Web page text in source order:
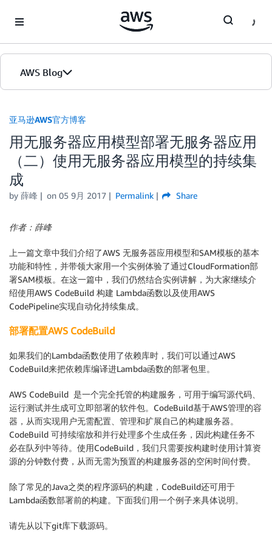
AWS Blog
首页
版本
亚马逊AWS官方博客
用无服务器应用模型部署无服务器应用
（二）使用无服务器应用模型的持续集
成
by 薛峰 on 05 9月 2017 Permalink Share
作者：薛峰
上一篇文章中我们介绍了AWS 无服务器应用模型和SAM模板的基本
功能和特性，并带领大家用一个实例体验了通过CloudFormation部
署SAM模板。在这一篇中，我们仍然结合实例讲解，为大家继续介
绍使用AWS CodeBuild 构建 Lambda函数以及使用AWS
CodePipeline实现自动化持续集成。
部署配置AWS CodeBuild
如果我们的Lambda函数使用了依赖库时，我们可以通过AWS
CodeBuild来把依赖库编译进Lambda函数的部署包里。
AWS CodeBuild 是一个完全托管的构建服务，可用于编写源代码、
运行测试并生成可立即部署的软件包。CodeBuild基于AWS管理的容
器，从而实现用户无需配置、管理和扩展自己的构建服务器。
CodeBuild 可持续缩放和并行处理多个生成任务，因此构建任务不
必在队列中等待。使用CodeBuild，我们只需要按构建时使用计算资
源的分钟数付费，从而无需为预置的构建服务器的空闲时间付费。
除了常见的Java之类的程序源码的构建，CodeBuild还可用于
Lambda函数部署前的构建。下面我们用一个例子来具体说明。
请先从以下git库下载源码。